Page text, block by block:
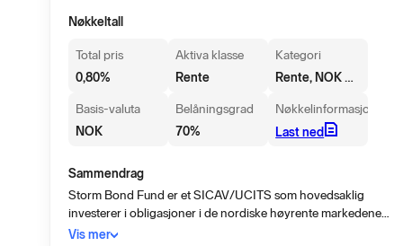
Nøkkeltall
Total pris
0,80%
Aktiva klasse
Rente
Kategori
Rente, NOK Høyrenteobligasjoner
Basis-valuta
NOK
Belåningsgrad
70%
Nøkkelinformasjon
Last ned
Sammendrag
Storm Bond Fund er et SICAV/UCITS som hovedsaklig
investerer i obligasjoner i de nordiske høyrente markedene.
Målet er å maksimere den risikojusterte avkastningen over
Vis mer